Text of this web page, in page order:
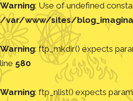
Warning: Use of undefined
/var/www/sites/
Warning: ftp_mkdir() expects
line 580
Warning: ftp_nlist() expects